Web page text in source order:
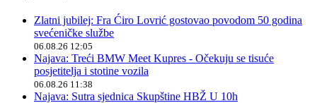
Zlatni jubilej: Fra Ćiro Lovrić gostovao povodom 50 godina
svećeničke službe
06.08.26 12:05
Najava: Treći BMW Meet Kupres - Očekuju se tisuće
posjetitelja i stotine vozila
06.08.26 11:38
Najava: Sutra sjednica Skupštine HBŽ U 10h